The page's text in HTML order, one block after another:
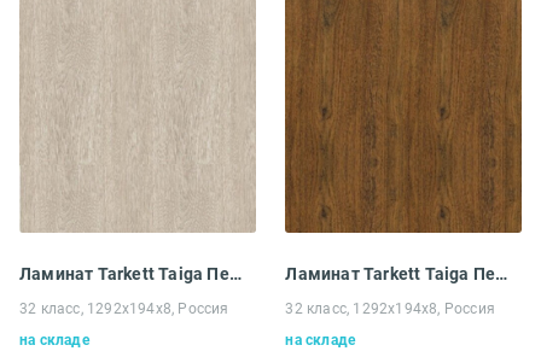
Ламинат Tarkett Taiga Первая уральская Дуб Золотой
32 класс, 1292x194х8, Россия
на складе
Ламинат Tarkett Taiga Первая уральская Дуб Коричневый
32 класс, 1292x194х8, Россия
на складе